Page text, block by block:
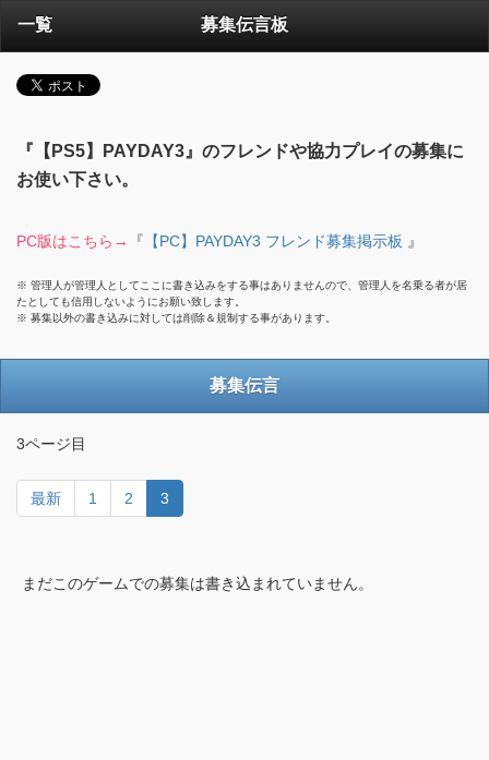
一覧 募集伝言板
『【PS5】PAYDAY3』のフレンドや協力プレイの募集に
お使い下さい。
PC版はこちら→ 『 【PC】PAYDAY3 フレンド募集掲示板 』
※ 管理人が管理人としてここに書き込みをする事はありませんので、管理人を名乗る者が居
たとしても信用しないようにお願い致します。
※ 募集以外の書き込みに対しては削除＆規制する事があります。
募集伝言
3ページ目
最新 1 2 3
まだこのゲームでの募集は書き込まれていません。